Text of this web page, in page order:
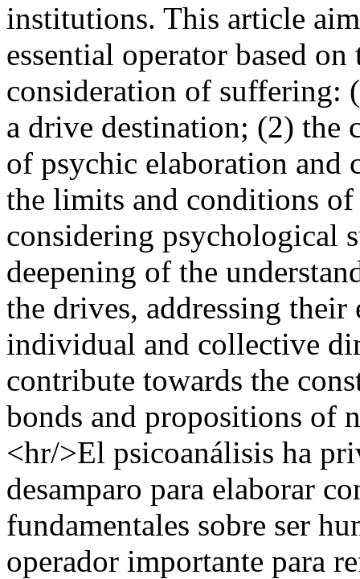
institutions. This article
essential operator based
consideration of suffering:
a drive destination; (2) the
of psychic elaboration and
the limits and conditions
considering psychological
deepening of the
the drives, addressing
individual and collective
contribute towards the
bonds and propositions of
<hr/>El psicoanálisis ha
desamparo para elaborar
fundamentales sobre ser
operador importante para